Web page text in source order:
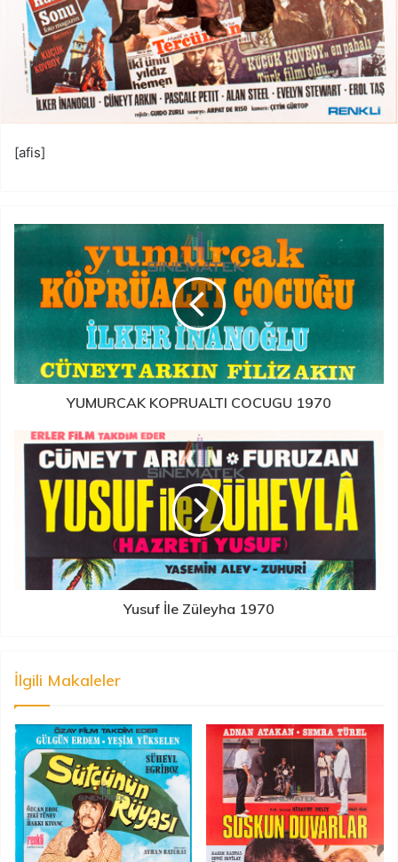
[afis]
YUMURCAK KOPRUALTI COCUGU 1970
Yusuf İle Züleyha 1970
İlgili Makaleler